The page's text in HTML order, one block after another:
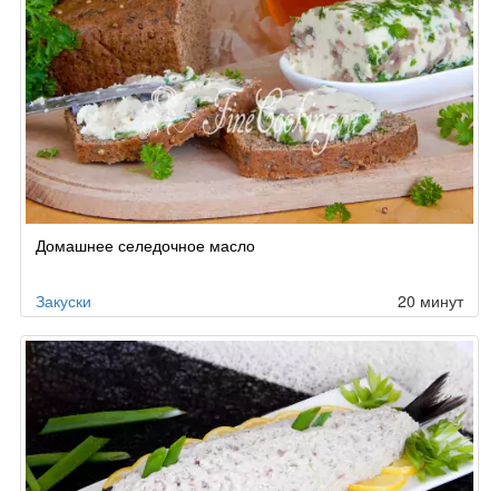
Домашнее селедочное масло
Закуски 20 минут